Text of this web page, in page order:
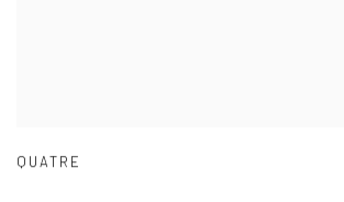
QUATRE